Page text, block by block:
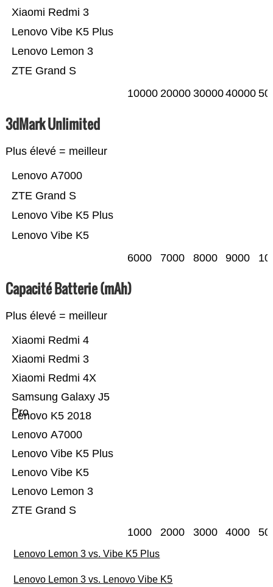
ZTE Grand S
Lenovo Lemon 3
Lenovo Vibe K5 Plus
Xiaomi Redmi 3
10000 20000 3000040000
3dMark Unlimited
Plus élevé = meilleur
Lenovo Vibe K5
Lenovo Vibe K5 Plus
ZTE Grand S
Lenovo A7000
6000 7000 8000 9000
Capacité Batterie (mAh)
Plus élevé = meilleur
ZTE Grand S
Lenovo Lemon 3
Lenovo Vibe K5
Lenovo Vibe K5 Plus
Lenovo A7000
Lenovo K5 2018
Samsung Galaxy J5
Pro
Xiaomi Redmi 4X
Xiaomi Redmi 3
Xiaomi Redmi 4
1000 2000 3000 4000
Lenovo Lemon 3 vs. Vibe K5 Plus
Lenovo Lemon 3 vs. Lenovo Vibe K5